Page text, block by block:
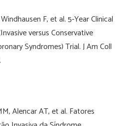
F, et al. 5-Year Clinical
versus Conservative
Syndromes) Trial. J Am Coll
Alencar AT, et al. Fatores